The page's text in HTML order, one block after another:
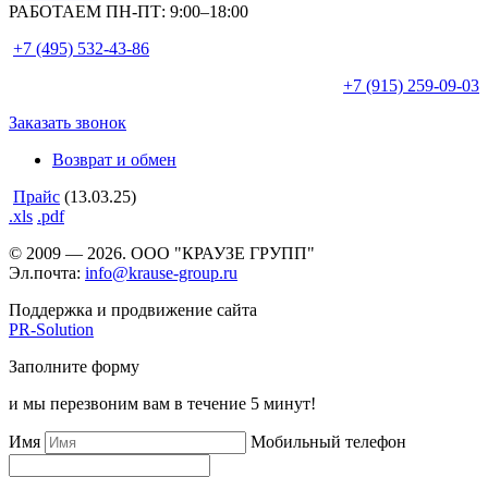
РАБОТАЕМ ПН-ПТ: 9:00–18:00
+7 (495) 532-43-86
+7 (915) 259-09-03
Заказать звонок
Возврат и обмен
Прайс (13.03.25)
.xls .pdf
© 2009 — 2026. ООО "КРАУЗЕ ГРУПП"
Эл.почта: info@krause-group.ru
Поддержка и продвижение сайта
PR-Solution
Заполните форму
и мы перезвоним вам в течение 5 минут!
Имя Мобильный телефон